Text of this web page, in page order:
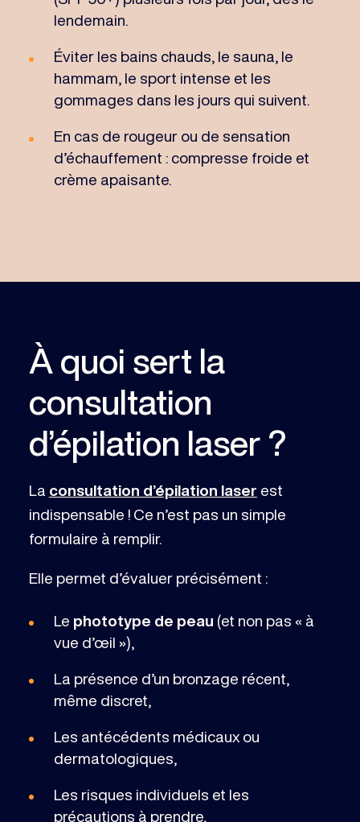
lendemain.
Éviter les bains chauds, le sauna, le
hammam, le sport intense et les
gommages dans les jours qui suivent.
En cas de rougeur ou de sensation
d’échauffement : compresse froide et
crème apaisante.
À quoi sert la
consultation
d’épilation laser ?
La consultation d’épilation laser est
indispensable ! Ce n’est pas un simple
formulaire à remplir.
Elle permet d’évaluer précisément :
Le phototype de peau (et non pas « à
vue d’œil »),
La présence d’un bronzage récent,
même discret,
Les antécédents médicaux ou
dermatologiques,
Les risques individuels et les
précautions à prendre,